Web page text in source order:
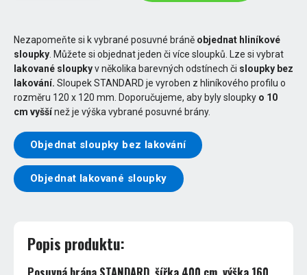
Nezapomeňte si k vybrané posuvné bráně objednat hliníkové
sloupky . Můžete si objednat jeden či více sloupků. Lze si vybrat
lakované sloupkyv několika barevných odstínech či sloupky bez
lakování. Sloupek STANDARD je vyroben z hliníkového profilu o
rozměru 120 x 120 mm. Doporučujeme, aby byly sloupky o 10
cm vyššínež je výška vybrané posuvné brány.
Objednat sloupky bez lakování
Objednat lakované sloupky
Popis produktu: